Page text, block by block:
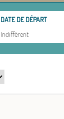
DATE DE DÉPART